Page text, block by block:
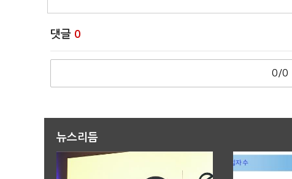
댓글 0
0/0
뉴스리듬